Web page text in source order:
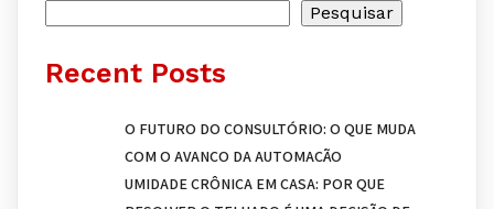
Pesquisar
Recent Posts
O FUTURO DO CONSULTÓRIO: O QUE MUDA
COM O AVANÇO DA AUTOMAÇÃO
UMIDADE CRÔNICA EM CASA: POR QUE